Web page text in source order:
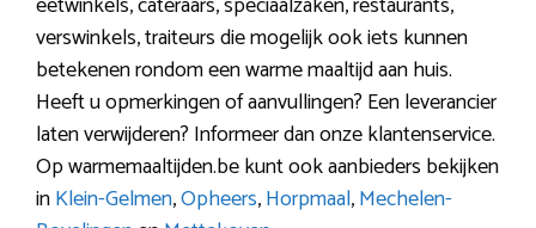
verswinkels, traiteurs die mogelijk ook iets kunnen
betekenen rondom een warme maaltijd aan huis.
Heeft u opmerkingen of aanvullingen? Een leverancier
laten verwijderen? Informeer dan onze klantenservice.
Op warmemaaltijden.be kunt ook aanbieders bekijken
inKlein-Gelmen,Opheers,Horpmaal,Mechelen-